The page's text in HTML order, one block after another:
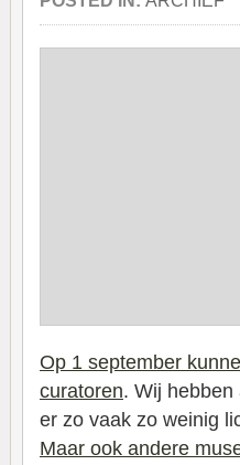
Op 1 september
curatoren. Wij
er zo vaak zo weinig
Maar ook andere